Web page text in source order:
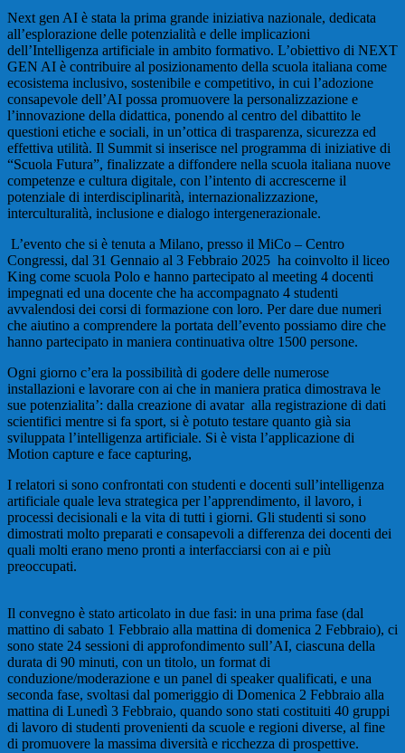
Next gen AI è stata la prima grande iniziativa nazionale, dedicata
all’esplorazione delle potenzialità e delle implicazioni
dell’Intelligenza artificiale in ambito formativo. L’obiettivo di NEXT
GEN AI è contribuire al posizionamento della scuola italiana come
ecosistema inclusivo, sostenibile e competitivo, in cui l’adozione
consapevole dell’AI possa promuovere la personalizzazione e
l’innovazione della didattica, ponendo al centro del dibattito le
questioni etiche e sociali, in un’ottica di trasparenza, sicurezza ed
effettiva utilità. Il Summit si inserisce nel programma di iniziative di
“Scuola Futura”, finalizzate a diffondere nella scuola italiana nuove
competenze e cultura digitale, con l’intento di accrescerne il
potenziale di interdisciplinarità, internazionalizzazione,
interculturalità, inclusione e dialogo intergenerazionale.
L’evento che si è tenuta a Milano, presso il MiCo – Centro
Congressi, dal 31 Gennaio al 3 Febbraio 2025 ha coinvolto il liceo
King come scuola Polo e hanno partecipato al meeting 4 docenti
impegnati ed una docente che ha accompagnato 4 studenti
avvalendosi dei corsi di formazione con loro. Per dare due numeri
che aiutino a comprendere la portata dell’evento possiamo dire che
hanno partecipato in maniera continuativa oltre 1500 persone.
Ogni giorno c’era la possibilità di godere delle numerose
installazioni e lavorare con ai che in maniera pratica dimostrava le
sue potenzialita’: dalla creazione di avatar alla registrazione di dati
scientifici mentre si fa sport, si è potuto testare quanto già sia
sviluppata l’intelligenza artificiale. Si è vista l’applicazione di
Motion capture e face capturing,
I relatori si sono confrontati con studenti e docenti sull’intelligenza
artificiale quale leva strategica per l’apprendimento, il lavoro, i
processi decisionali e la vita di tutti i giorni. Gli studenti si sono
dimostrati molto preparati e consapevoli a differenza dei docenti dei
quali molti erano meno pronti a interfacciarsi con ai e più
preoccupati.
Il convegno è stato articolato in due fasi: in una prima fase (dal
mattino di sabato 1 Febbraio alla mattina di domenica 2 Febbraio), ci
sono state 24 sessioni di approfondimento sull’AI, ciascuna della
durata di 90 minuti, con un titolo, un format di
conduzione/moderazione e un panel di speaker qualificati, e una
seconda fase, svoltasi dal pomeriggio di Domenica 2 Febbraio alla
mattina di Lunedì 3 Febbraio, quando sono stati costituiti 40 gruppi
di lavoro di studenti provenienti da scuole e regioni diverse, al fine
di promuovere la massima diversità e ricchezza di prospettive.